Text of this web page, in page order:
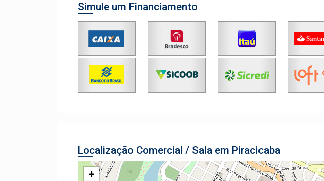
Simule um Financiamento
Localização Comercial / Sala em Piracicaba
+